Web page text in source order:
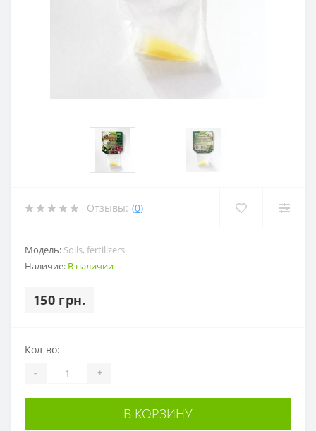
Отзывы: (0)
Модель: Soils, fertilizers
Наличие: В наличии
150 грн.
Кол-во:
- +
В КОРЗИНУ